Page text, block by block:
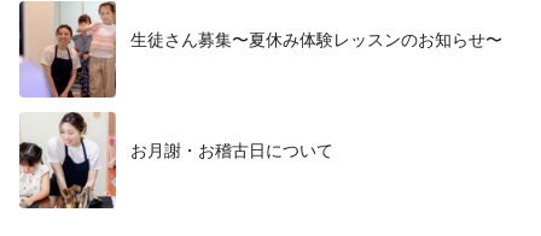
生徒さん募集〜夏休み体験レッスンのお知らせ〜
お月謝・お稽古日について